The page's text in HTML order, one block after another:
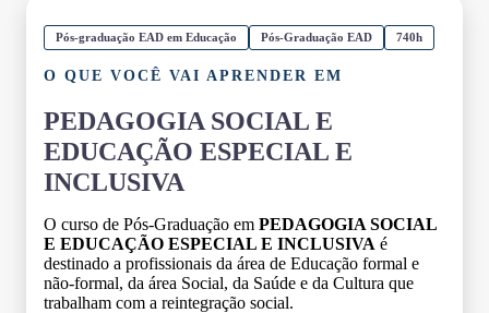
Pós-graduação EAD em Educação Pós-Graduação EAD 740h
O QUE VOCÊ VAI APRENDER EM
PEDAGOGIA SOCIAL E
EDUCAÇÃO ESPECIAL E
INCLUSIVA
O curso de Pós-Graduação em PEDAGOGIA SOCIAL
E EDUCAÇÃO ESPECIAL E INCLUSIVA é
destinado a profissionais da área de Educação formal e
não-formal, da área Social, da Saúde e da Cultura que
trabalham com a reintegração social.